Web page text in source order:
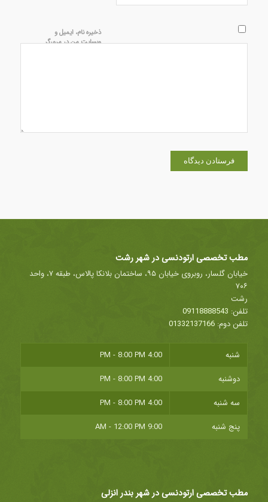
ذخیره نام، ایمیل و
وبسایت من در مرورگر
مطب تخصصی ارتودنسی در شهر رشت
خیابان گلسار، روبروی خیابان ۹۵، ساختمان بلانکا پالاس، طبقه ۷، واحد
۷۰۶
رشت
تلفن: 09118888543
تلفن دوم: 01332137166
شنبه
4:00 PM - 8:00 PM
دوشنبه
4:00 PM - 8:00 PM
سه شنبه
4:00 PM - 8:00 PM
پنج شنبه
9:00 AM - 12:00 PM
مطب تخصصی ارتودنسی در شهر بندر انزلی